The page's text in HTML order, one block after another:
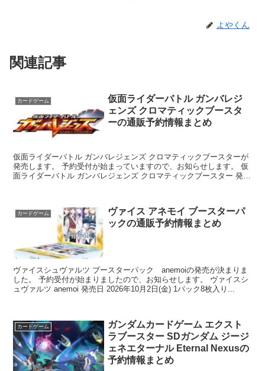
よやくん
関連記事
カードゲーム
仮面ライダーバトル ガンバレジ
ェンズ クロマティックブースタ
ーの通販予約情報まとめ
仮面ライダーバトル ガンバレジェンズ クロマティックブースターが
発売します。 予約受付が始まっていますので、お知らせします。 仮
面ライダーバトル ガンバレジェンズ クロマティックブースター 発売
カードゲーム
ヴァイス アネモイ ブースターパ
ックの通販予約情報まとめ
ヴァイスシュヴァルツ ブースターパック anemoiの発売が決まりま
した。 予約受付が始まりましたので、お知らせします。 ヴァイスシ
ュヴァルツ anemoi 発売日 2026年10月2日(金) 1パック8枚入り...
カードゲーム
ガンダムカードゲーム エクスト
ラブースター SDガンダム ジージ
ェネエターナル Eternal Nexusの
予約情報まとめ